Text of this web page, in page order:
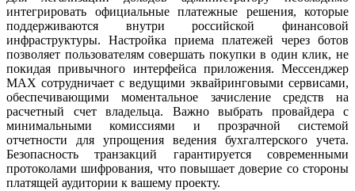
интегрировать официальные платежные решения, которые
поддерживаются внутри российской финансовой
инфраструктуры. Настройка приема платежей через ботов
позволяет пользователям совершать покупки в один клик, не
покидая привычного интерфейса приложения. Мессенджер
MAX сотрудничает с ведущими эквайринговыми сервисами,
обеспечивающими моментальное зачисление средств на
расчетный счет владельца. Важно выбрать провайдера с
минимальными комиссиями и прозрачной системой
отчетности для упрощения ведения бухгалтерского учета.
Безопасность транзакций гарантируется современными
протоколами шифрования, что повышает доверие со стороны
платящей аудитории к вашему проекту.